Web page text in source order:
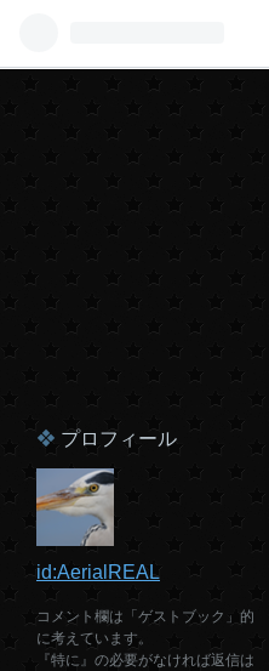
プロフィール
id:AerialREAL
コメント欄は「ゲストブック」的
に考えています。
『特に』の必要がなければ返信は